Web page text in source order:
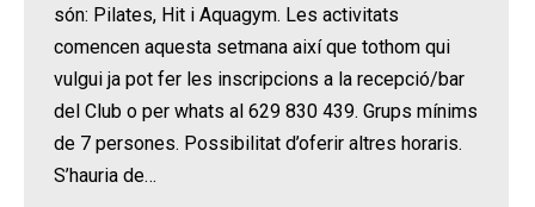
són: Pilates, Hit i Aquagym. Les activitats
comencen aquesta setmana així que tothom qui
vulgui ja pot fer les inscripcions a la recepció/bar
del Club o per whats al 629 830 439. Grups mínims
de 7 persones. Possibilitat d’oferir altres horaris.
S’hauria de…